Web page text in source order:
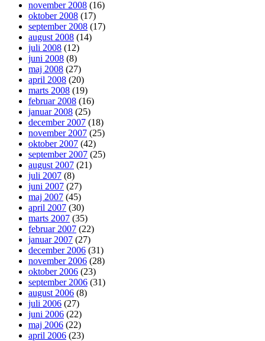
november 2008 (16)
oktober 2008 (17)
september 2008 (17)
august 2008 (14)
juli 2008 (12)
juni 2008 (8)
maj 2008 (27)
april 2008 (20)
marts 2008 (19)
februar 2008 (16)
januar 2008 (25)
december 2007 (18)
november 2007 (25)
oktober 2007 (42)
september 2007 (25)
august 2007 (21)
juli 2007 (8)
juni 2007 (27)
maj 2007 (45)
april 2007 (30)
marts 2007 (35)
februar 2007 (22)
januar 2007 (27)
december 2006 (31)
november 2006 (28)
oktober 2006 (23)
september 2006 (31)
august 2006 (8)
juli 2006 (27)
juni 2006 (22)
maj 2006 (22)
april 2006 (23)